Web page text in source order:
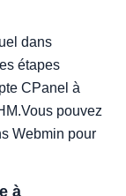
dans
étapes
CPanel à
pouvez
Webmin pour
à